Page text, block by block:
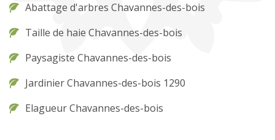
Abattage d'arbres Chavannes-des-bois
Taille de haie Chavannes-des-bois
Paysagiste Chavannes-des-bois
Jardinier Chavannes-des-bois 1290
Elagueur Chavannes-des-bois